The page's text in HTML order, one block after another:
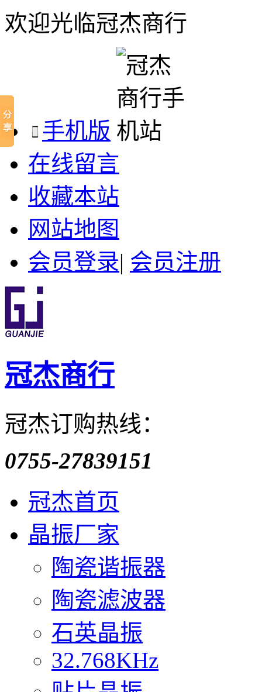
欢迎光临冠杰商行
手机版
在线留言
收藏本站
网站地图
会员登录| 会员注册
冠杰商行
冠杰订购热线：
0755-27839151
冠杰首页
晶振厂家
陶瓷谐振器
陶瓷滤波器
石英晶振
32.768KHz